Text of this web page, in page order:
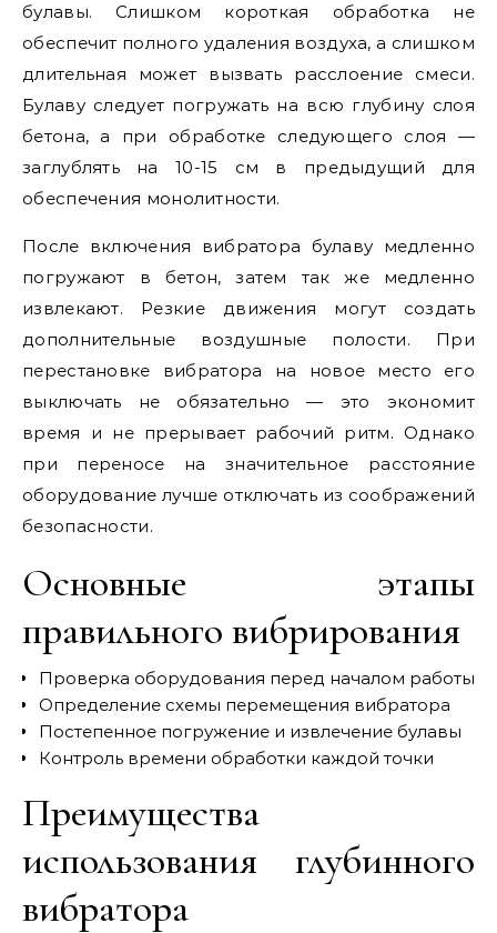
булавы. Слишком короткая обработка не
обеспечит полного удаления воздуха, а слишком
длительная может вызвать расслоение смеси.
Булаву следует погружать на всю глубину слоя
бетона, а при обработке следующего слоя —
заглублять на 10-15 см в предыдущий для
обеспечения монолитности.
После включения вибратора булаву медленно
погружают в бетон, затем так же медленно
извлекают. Резкие движения могут создать
дополнительные воздушные полости. При
перестановке вибратора на новое место его
выключать не обязательно — это экономит
время и не прерывает рабочий ритм. Однако
при переносе на значительное расстояние
оборудование лучше отключать из соображений
безопасности.
Основные этапы
правильного вибрирования
Проверка оборудования перед началом работы
Определение схемы перемещения вибратора
Постепенное погружение и извлечение булавы
Контроль времени обработки каждой точки
Преимущества
использования глубинного
вибратора